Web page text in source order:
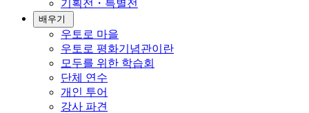
기획전・특별전
배우기
우토로 마을
우토로 평화기념관이란
모두를 위한 학습회
단체 연수
개인 투어
강사 파견